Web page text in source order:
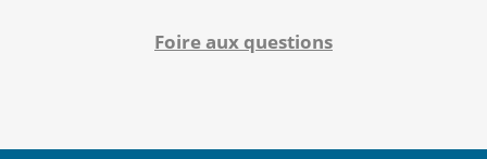
Foire aux questions